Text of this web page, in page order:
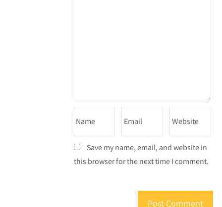
Save my name, email, and website in
this browser for the next time I comment.